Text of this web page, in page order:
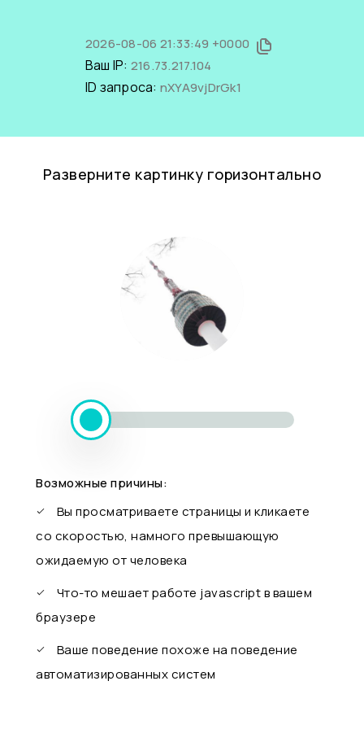
2026-08-06 21:33:49 +0000
Ваш IP: 216.73.217.104
ID запроса: nXYA9vjDrGk1
Разверните картинку горизонтально
Возможные причины:
Вы просматриваете страницы и кликаете
со скоростью, намного превышающую
ожидаемую от человека
Что-то мешает работе javascript в вашем
браузере
Ваше поведение похоже на поведение
автоматизированных систем